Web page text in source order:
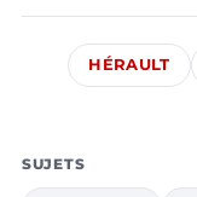
HÉRAULT
SUJETS